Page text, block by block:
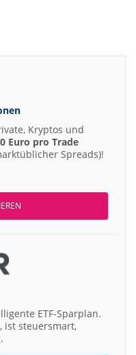
Kryptos und
0 Euro pro Trade
Spreads)!
ETF-Sparplan.
ist steuersmart,